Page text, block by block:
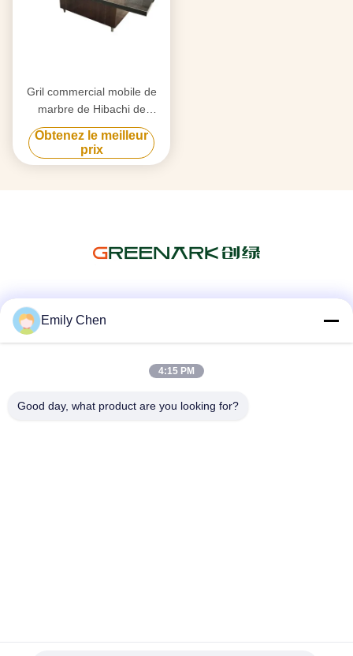
Gril commercial mobile de
marbre de Hibachi de
dessus de Tableau petit pour
la cuisine extérieure
Obtenez le meilleur
prix
Emily Chen
4:15 PM
Good day, what product are you looking for?